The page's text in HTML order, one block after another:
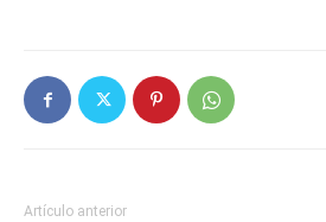
Artículo anterior